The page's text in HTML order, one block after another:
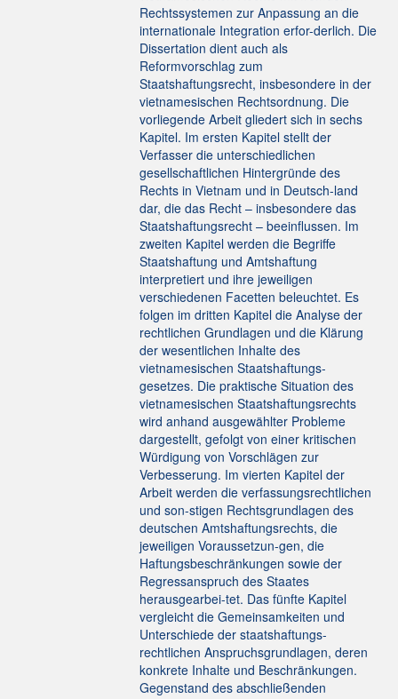
Rechtssystemen zur Anpassung an die
internationale Integration erfor-derlich. Die
Dissertation dient auch als
Reformvorschlag zum
Staatshaftungsrecht, insbesondere in der
vietnamesischen Rechtsordnung. Die
vorliegende Arbeit gliedert sich in sechs
Kapitel. Im ersten Kapitel stellt der
Verfasser die unterschiedlichen
gesellschaftlichen Hintergründe des
Rechts in Vietnam und in Deutsch-land
dar, die das Recht – insbesondere das
Staatshaftungsrecht – beeinflussen. Im
zweiten Kapitel werden die Begriffe
Staatshaftung und Amtshaftung
interpretiert und ihre jeweiligen
verschiedenen Facetten beleuchtet. Es
folgen im dritten Kapitel die Analyse der
rechtlichen Grundlagen und die Klärung
der wesentlichen Inhalte des
vietnamesischen Staatshaftungs-
gesetzes. Die praktische Situation des
vietnamesischen Staatshaftungsrechts
wird anhand ausgewählter Probleme
dargestellt, gefolgt von einer kritischen
Würdigung von Vorschlägen zur
Verbesserung. Im vierten Kapitel der
Arbeit werden die verfassungsrechtlichen
und son-stigen Rechtsgrundlagen des
deutschen Amtshaftungsrechts, die
jeweiligen Voraussetzun-gen, die
Haftungsbeschränkungen sowie der
Regressanspruch des Staates
herausgearbei-tet. Das fünfte Kapitel
vergleicht die Gemeinsamkeiten und
Unterschiede der staatshaftungs-
rechtlichen Anspruchsgrundlagen, deren
konkrete Inhalte und Beschränkungen.
Gegenstand des abschließenden